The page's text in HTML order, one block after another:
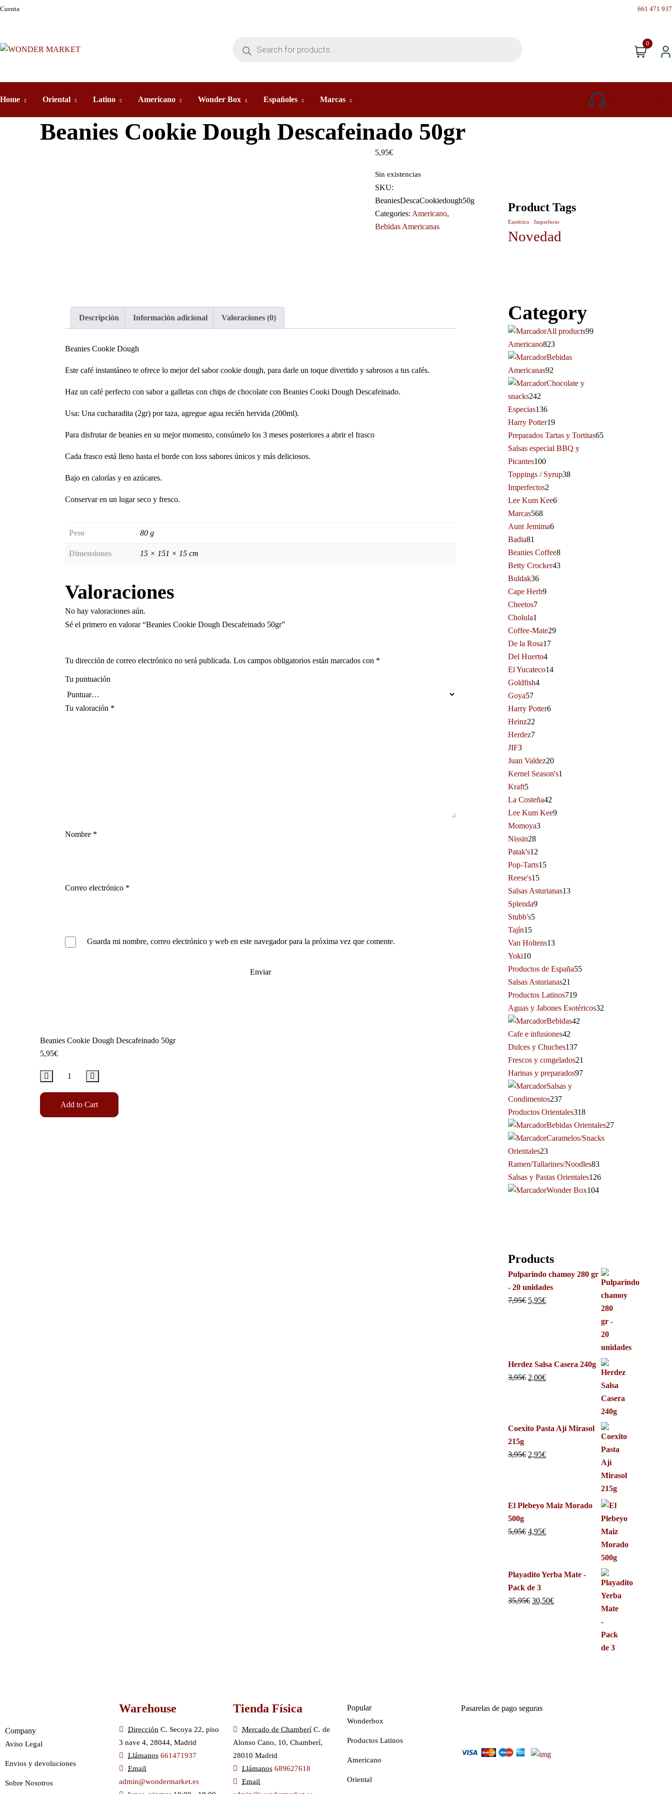
Cuenta 661 471 937
0
Home Oriental Latino Americano Wonder Box Españoles Marcas
Beanies Cookie Dough Descafeinado 50gr
5,95€
Sin existencias
SKU:
BeaniesDescaCookiedough50g
Categories: Americano,
Bebidas Americanas
Descripción Información adicional Valoraciones (0)
Beanies Cookie Dough
Este café instantáneo te ofrece lo mejor del sabor cookie dough, para darle un toque divertido y sabrosos a tus cafés.
Haz un café perfecto con sabor a galletas con chips de chocolate con Beanies Cooki Dough Descafeinado.
Usa: Una cucharadita (2gr) por taza, agregue agua recién hervida (200ml).
Para disfrutar de beanies en su mejor momento, consúmelo los 3 meses posteriores a abrir el frasco
Cada frasco está lleno hasta el borde con loss sabores únicos y más deliciosos.
Bajo en calorías y en azúcares.
Conservar en un lugar seco y fresco.
Peso 80 g
Dimensiones 15 × 151 × 15 cm
Valoraciones
No hay valoraciones aún.
Sé el primero en valorar “Beanies Cookie Dough Descafeinado 50gr”
Tu dirección de correo electrónico no será publicada. Los campos obligatorios están marcados con *
Tu puntuación
Tu valoración *
Nombre *
Correo electrónico *
Guarda mi nombre, correo electrónico y web en este navegador para la próxima vez que comente.
Beanies Cookie Dough Descafeinado 50gr
5,95€
Add to Cart
Product Tags
Esotérico Imperfecto
Novedad
Category
All products99
Americano823
Bebidas
Americanas92
Chocolate y
snacks242
Especias136
Harry Potter19
Preparados Tartas y Tortitas65
Salsas especial BBQ y
Picantes100
Toppings / Syrup38
Imperfectos2
Lee Kum Kee6
Marcas568
Aunt Jemima6
Badia81
Beanies Coffee8
Betty Crocker43
Buldak36
Cape Herb9
Cheetos7
Cholula1
Coffee-Mate29
De la Rosa17
Del Huerto4
El Yucateco14
Goldfish4
Goya57
Harry Potter6
Heinz22
Herdez7
JIF3
Juan Valdez20
Kernel Season's1
Kraft5
La Costeña42
Lee Kum Kee9
Momoya3
Nissin28
Patak's12
Pop-Tarts15
Reese's15
Salsas Asturianas13
Splenda9
Stubb's5
Tajín15
Van Holtens13
Yoki10
Productos de España55
Salsas Asturianas21
Productos Latinos719
Aguas y Jabones Esotéricos32
Bebidas42
Cafe e infusiones42
Dulces y Chuches137
Frescos y congelados21
Harinas y preparados97
Salsas y
Condimentos237
Productos Orientales318
Bebidas Orientales27
Caramelos/Snacks
Orientales23
Ramen/Tallarines/Noodles83
Salsas y Pastas Orientales126
Wonder Box104
Products
Pulparindo chamoy 280 gr
- 20 unidades
7,95€ 5,95€
Herdez Salsa Casera 240g
3,95€ 2,00€
Coexito Pasta Ají Mirasol
215g
3,95€ 2,95€
El Plebeyo Maiz Morado
500g
5,95€ 4,95€
Playadito Yerba Mate -
Pack de 3
35,95€ 30,50€
Company
Aviso Legal
Envios y devoluciones
Sobre Nosotros
Warehouse
Dirección C. Secoya 22, piso
3 nave 4, 28044, Madrid
Llámanos 661471937
Email
admin@wondermarket.es
Tienda Física
Mercado de Chamberí C. de
Alonso Cano, 10, Chamberí,
28010 Madrid
Llámanos 689627618
Email
Popular
Wonderbox
Productos Latinos
Americano
Oriental
Pasarelas de pago seguras